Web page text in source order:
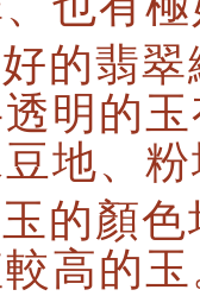
的翡
明的
地、
的顏
高的玉